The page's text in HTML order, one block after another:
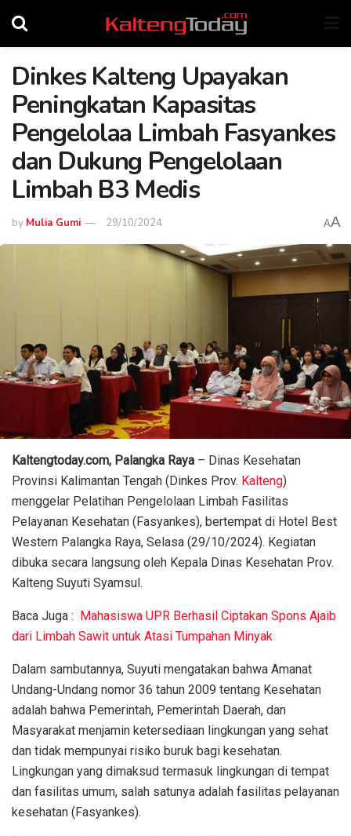
Dinkes Kalteng Upayakan
Peningkatan Kapasitas
Pengelolaa Limbah Fasyankes
dan Dukung Pengelolaan
Limbah B3 Medis
by Mulia Gumi 29/10/2024 AA
Kaltengtoday.com, Palangka Raya – Dinas Kesehatan
Provinsi Kalimantan Tengah (Dinkes Prov. Kalteng)
menggelar Pelatihan Pengelolaan Limbah Fasilitas
Pelayanan Kesehatan (Fasyankes), bertempat di Hotel Best
Western Palangka Raya, Selasa (29/10/2024). Kegiatan
dibuka secara langsung oleh Kepala Dinas Kesehatan Prov.
Kalteng Suyuti Syamsul.
Baca Juga : Mahasiswa UPR Berhasil Ciptakan Spons Ajaib
dari Limbah Sawit untuk Atasi Tumpahan Minyak
Dalam sambutannya, Suyuti mengatakan bahwa Amanat
Undang-Undang nomor 36 tahun 2009 tentang Kesehatan
adalah bahwa Pemerintah, Pemerintah Daerah, dan
Masyarakat menjamin ketersediaan lingkungan yang sehat
dan tidak mempunyai risiko buruk bagi kesehatan.
Lingkungan yang dimaksud termasuk lingkungan di tempat
dan fasilitas umum, salah satunya adalah fasilitas pelayanan
kesehatan (Fasyankes).